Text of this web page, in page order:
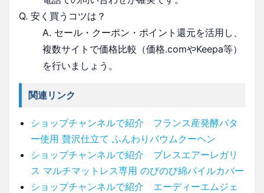
Q. 安く買うコツは？
A. セール・クーポン・ポイント還元を活用し、
複数サイトで価格比較（価格.comやKeepa等）
を行いましょう。
関連リンク
ショップチャンネルで紹介 フランス産発酵バタ
ー使用 贅沢仕立て ふんわりバウムクーヘン
ショップチャンネルで紹介 ブレスエアーレガリ
ス マルチマットレス専用 のびのび綿パイルカバー
ショップチャンネルで紹介 エーディーエムジェ